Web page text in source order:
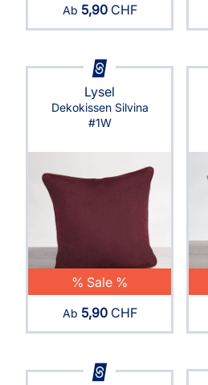
Ab 5,90CHF
Lysel
Dekokissen Silvina
#1W
% Sale %
Ab 5,90CHF